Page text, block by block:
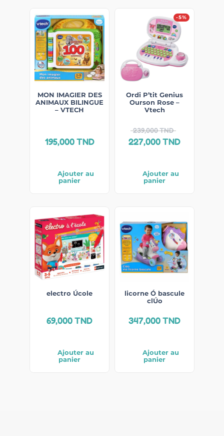
MON IMAGIER DES
ANIMAUX BILINGUE
– VTECH
195,000TND
Ajouter au
panier
-5%
Ordi P’tit Genius
Ourson Rose –
Vtech
239,000TND
227,000TND
Ajouter au
panier
electro Úcole
69,000TND
Ajouter au
panier
licorne Ó bascule
clÚo
347,000TND
Ajouter au
panier